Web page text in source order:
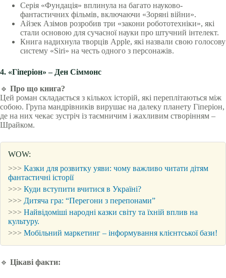
Серія «Фундація» вплинула на багато науково-
фантастичних фільмів, включаючи «Зоряні війни».
Айзек Азімов розробив три «закони робототехніки», які
стали основою для сучасної науки про штучний інтелект.
Книга надихнула творців Apple, які назвали свою голосову
систему «Siri» на честь одного з персонажів.
4. «Гіперіон» – Ден Сіммонс
🔹 Про що книга?
Цей роман складається з кількох історій, які переплітаються між
собою. Група мандрівників вирушає на далеку планету Гіперіон,
де на них чекає зустріч із таємничим і жахливим створінням –
Шрайком.
WOW:
>>> Казки для розвитку уяви: чому важливо читати дітям
фантастичні історії
>>> Куди вступити вчитися в Україні?
>>> Дитяча гра: “Перегони з перепонами”
>>> Найвідоміші народні казки світу та їхній вплив на
культуру.
>>> Мобільний маркетинг – інформування клієнтської бази!
🔹 Цікаві факти: